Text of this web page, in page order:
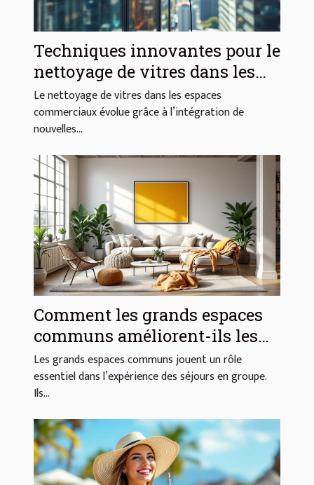
Techniques innovantes pour le
nettoyage de vitres dans les
espaces commerciaux
Le nettoyage de vitres dans les espaces
commerciaux évolue grâce à l’intégration de
nouvelles...
Comment les grands espaces
communs améliorent-ils les
séjours en groupe ?
Les grands espaces communs jouent un rôle
essentiel dans l’expérience des séjours en groupe.
Ils...